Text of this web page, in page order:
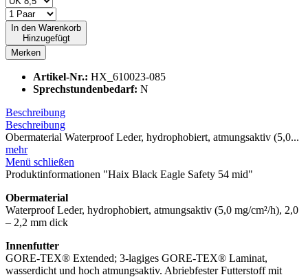
In den Warenkorb
Hinzugefügt
Merken
Artikel-Nr.: HX_610023-085
Sprechstundenbedarf: N
Beschreibung
Beschreibung
Obermaterial Waterproof Leder, hydrophobiert, atmungsaktiv (5,0...
mehr
Menü schließen
Produktinformationen "Haix Black Eagle Safety 54 mid"
Obermaterial
Waterproof Leder, hydrophobiert, atmungsaktiv (5,0 mg/cm²/h), 2,0
– 2,2 mm dick
Innenfutter
GORE-TEX® Extended; 3-lagiges GORE-TEX® Laminat,
wasserdicht und hoch atmungsaktiv. Abriebfester Futterstoff mit